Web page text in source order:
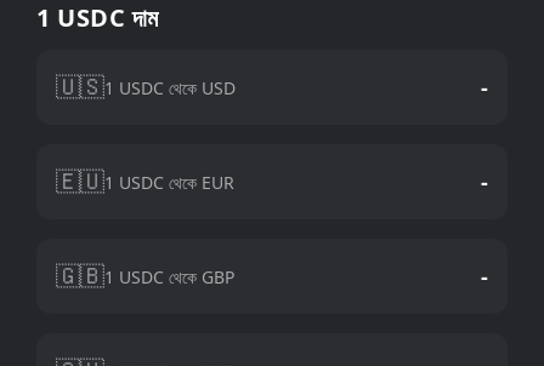
1 USDC দাম
🇺🇸1 USDC থেকে USD -
🇪🇺1 USDC থেকে EUR -
🇬🇧1 USDC থেকে GBP -